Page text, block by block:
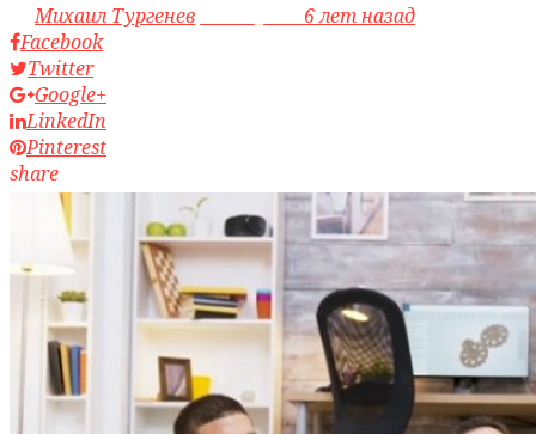
byМихаил Тургенев
6 лет назад
Facebook
Twitter
Google+
LinkedIn
Pinterest
share